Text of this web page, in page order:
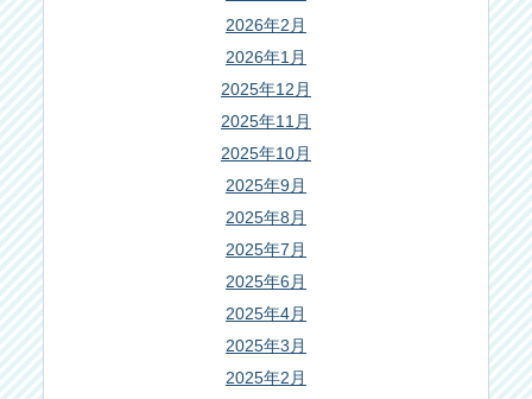
2026年2月
2026年1月
2025年12月
2025年11月
2025年10月
2025年9月
2025年8月
2025年7月
2025年6月
2025年4月
2025年3月
2025年2月